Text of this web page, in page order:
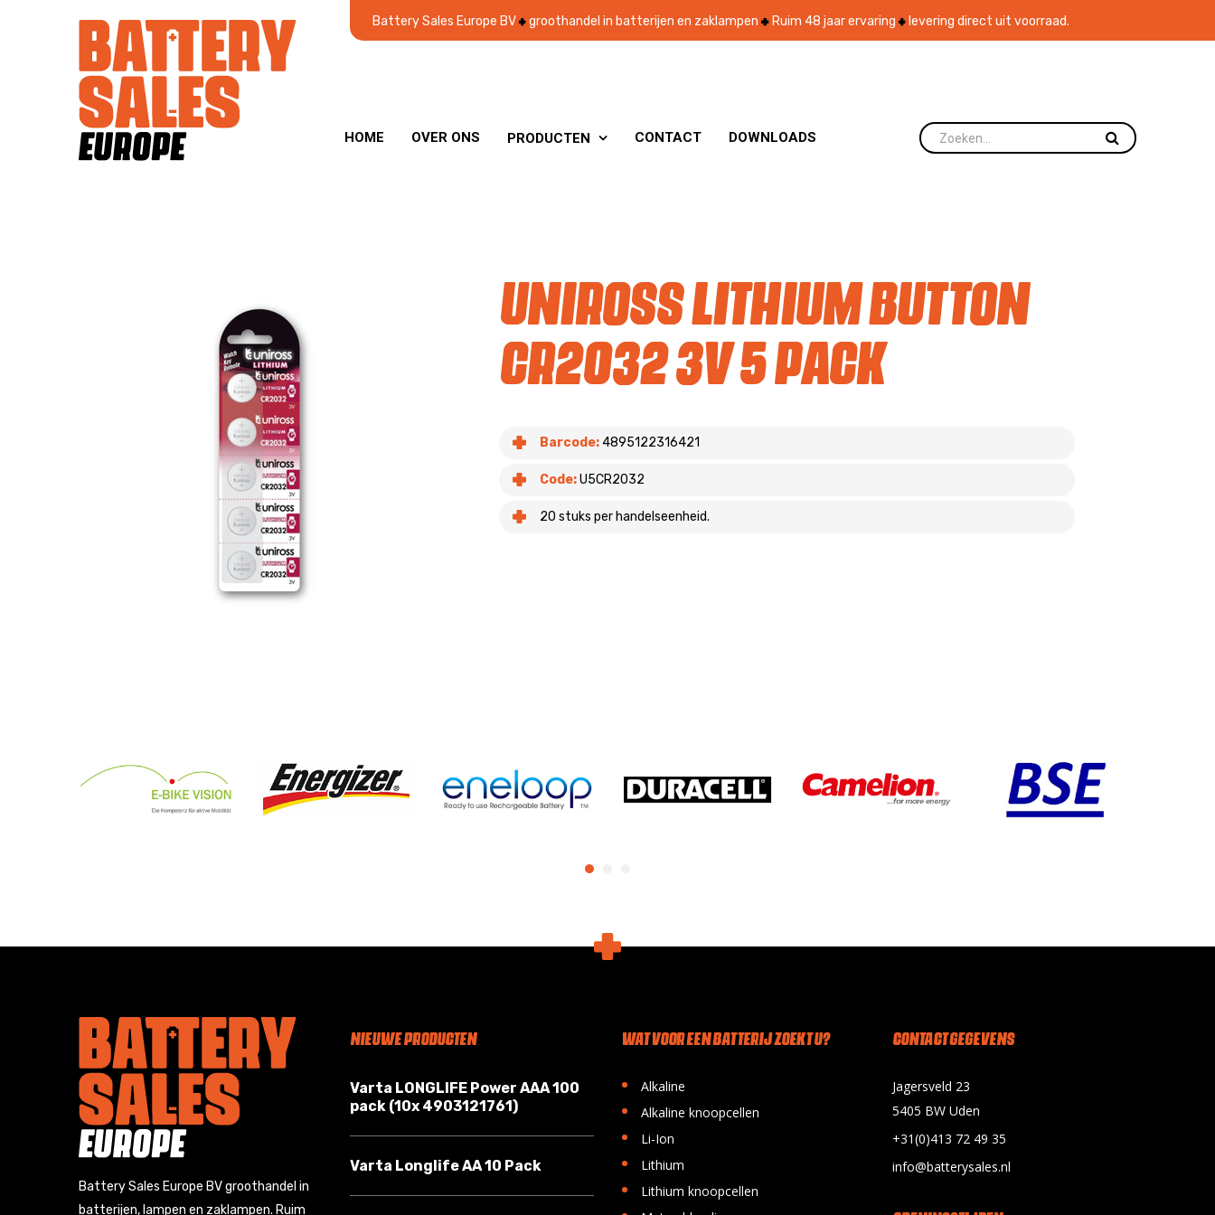
Battery Sales Europe BV groothandel in batterijen en zaklampen Ruim 48 jaar ervaring levering direct uit voorraad.
HOME OVER ONS PRODUCTEN  CONTACT DOWNLOADS
Uniross Lithium Button
CR2032 3V 5 pack
Barcode:4895122316421
Code:U5CR2032
20 stuks per handelseenheid.
Battery Sales Europe BV groothandel in
batterijen, lampen en zaklampen. Ruim
NIEUWE PRODUCTEN
Varta LONGLIFE Power AAA 100
pack (10x 4903121761)
Varta Longlife AA 10 Pack
WAT VOOR EEN BATTERIJ ZOEKT U?
• Alkaline
• Alkaline knoopcellen
• Li-Ion
• Lithium
• Lithium knoopcellen
CONTACT GEGEVENS
Jagersveld 23
5405 BW Uden
+31(0)413 72 49 35
info@batterysales.nl